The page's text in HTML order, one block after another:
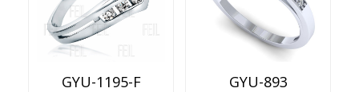
GYU-1195-F GYU-893